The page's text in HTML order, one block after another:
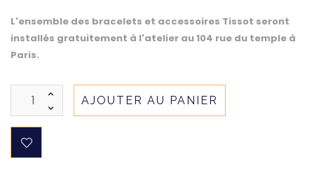
L'ensemble des bracelets et accessoires Tissot seront
installés gratuitement à l'atelier au 104 rue du temple à
Paris.
AJOUTER AU PANIER